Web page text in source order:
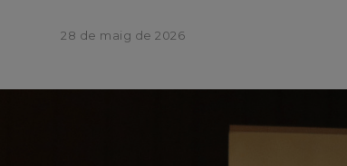
28 de maig de 2026